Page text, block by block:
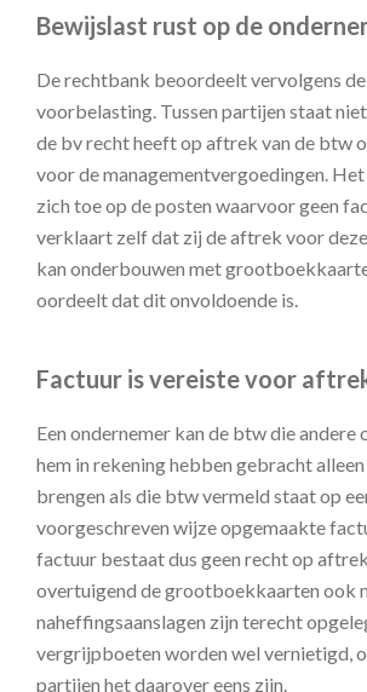
Bewijslast rust op de
De rechtbank beoordeelt vervolgens
voorbelasting. Tussen partijen staat
de bv recht heeft op aftrek van de btw
voor de managementvergoedingen.
zich toe op de posten waarvoor geen
verklaart zelf dat zij de aftrek voor
kan onderbouwen met
oordeelt dat dit onvoldoende is.
Factuur is vereiste voor
Een ondernemer kan de btw die andere
hem in rekening hebben gebracht
brengen als die btw vermeld staat op
voorgeschreven wijze opgemaakte
factuur bestaat dus geen recht op
overtuigend de grootboekkaarten ook
naheffingsaanslagen zijn terecht
vergrijpboeten worden wel vernietigd,
partijen het daarover eens zijn.